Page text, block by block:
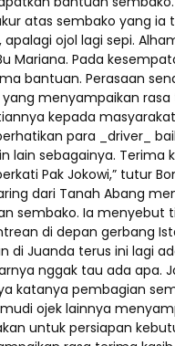
atas sembako yang ia
apalagi ojol lagi sepi.
Mariana. Pada
bantuan. Perasaan
menyampaikan rasa
kepada
para _driver_
lain sebagainya. Terima
Pak Jokowi,” tutur
dari Tanah Abang
sembako. Ia menyebut
di depan gerbang
di Juanda terus ini lagi
nggak tau ada apa.
katanya pembagian
ojek lainnya
untuk persiapan